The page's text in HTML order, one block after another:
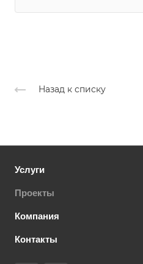
Назад к списку
Услуги
Проекты
Компания
Контакты